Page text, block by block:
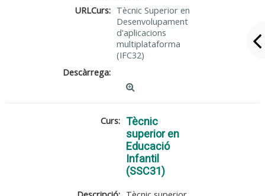
URLCurs:
Tècnic Superior en
Desenvolupament
d'aplicacions
multiplataforma
(IFC32)
Descàrrega:
Curs: Tècnic
superior en
Educació
Infantil
(SSC31)